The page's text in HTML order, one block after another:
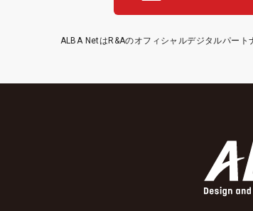
ALBA NetはR&Aのオフィシャルデジタルパー